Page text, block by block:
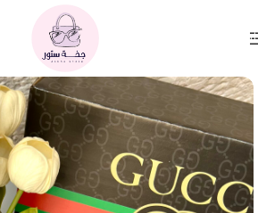
Skip to main content